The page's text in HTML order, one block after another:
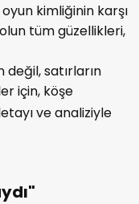
oyun kimliğinin karşı
tüm güzellikleri,
satırların
için, köşe
ve analiziyle